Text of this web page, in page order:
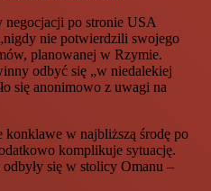
negocjacji po stronie USA
nie potwierdzili swojego
planowanej w Rzymie.
odbyć się „w niedalekiej
się anonimowo z uwagi na
konklawe w najbliższą środę po
komplikuje sytuację.
się w stolicy Omanu –